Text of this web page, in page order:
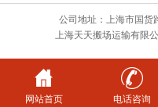
公司地址：上海市国货
上海天天搬场运输有限
网站首页 电话咨询